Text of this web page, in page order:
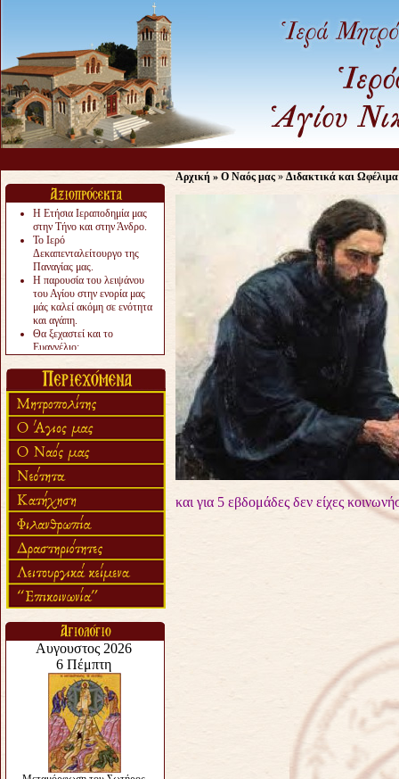
Η Ετήσια Ιεραποδημία μας
στην Τήνο και στην Άνδρο.
Το Ιερό
Δεκαπενταλείτουργο της
Παναγίας μας.
Η παρουσία του λειψάνου
του Αγίου στην ενορία μας
μάς καλεί ακόμη σε ενότητα
και αγάπη.
Θα ξεχαστεί και το
Ευαγγέλιο;
«πολύ αργά».
Ζητείται....
Αρχική » Ο Ναός μας » Διδακτικά και Ωφέλιμα
και για 5 εβδομάδες δεν είχες